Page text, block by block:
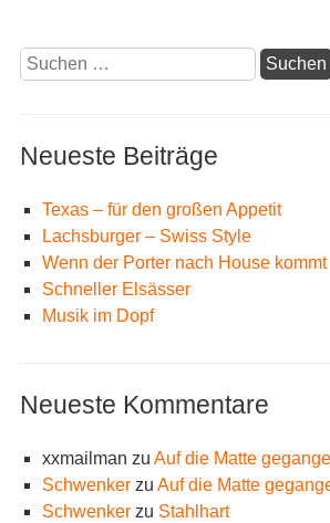
Suchen
nach:
Neueste Beiträge
Texas – für den großen Appetit
Lachsburger – Swiss Style
Wenn der Porter nach House kommt
Schneller Elsässer
Musik im Dopf
Neueste Kommentare
xxmailman zu Auf die Matte
Schwenkerzu Auf die Matte
Schwenkerzu Stahlhart